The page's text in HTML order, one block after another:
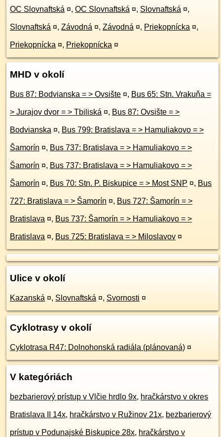
OC Slovnaftská ¤, OC Slovnaftská ¤, Slovnaftská ¤,
Slovnaftská ¤, Závodná ¤, Závodná ¤, Priekopnícka ¤,
Priekopnícka ¤, Priekopnícka ¤
MHD v okolí
Bus 87: Bodvianska = > Ovsište ¤, Bus 65: Stn. Vrakuňa =
> Jurajov dvor = > Tbiliská ¤, Bus 87: Ovsište = >
Bodvianska ¤, Bus 799: Bratislava = > Hamuliakovo = >
Šamorín ¤, Bus 737: Bratislava = > Hamuliakovo = >
Šamorín ¤, Bus 737: Bratislava = > Hamuliakovo = >
Šamorín ¤, Bus 70: Stn. P. Biskupice = > Most SNP ¤, Bus
727: Bratislava = > Šamorín ¤, Bus 727: Šamorín = >
Bratislava ¤, Bus 737: Šamorín = > Hamuliakovo = >
Bratislava ¤, Bus 725: Bratislava = > Miloslavov ¤
Ulice v okolí
Kazanská ¤, Slovnaftská ¤, Svornosti ¤
Cyklotrasy v okolí
Cyklotrasa R47: Dolnohonská radiála (plánovaná) ¤
V kategóriách
bezbarierový prístup v Vlčie hrdlo 9x, hračkárstvo v okres
Bratislava II 14x, hračkárstvo v Ružinov 21x, bezbarierový
prístup v Podunajské Biskupice 28x, hračkárstvo v